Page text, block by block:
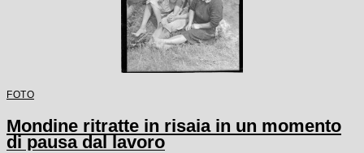
FOTO
Mondine ritratte in risaia in un momento
di pausa dal lavoro